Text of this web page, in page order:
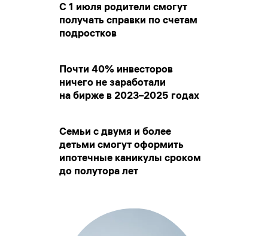
С 1 июля родители смогут
получать справки по счетам
подростков
Почти 40% инвесторов
ничего не заработали
на бирже в 2023–2025 годах
Семьи с двумя и более
детьми смогут оформить
ипотечные каникулы сроком
до полутора лет